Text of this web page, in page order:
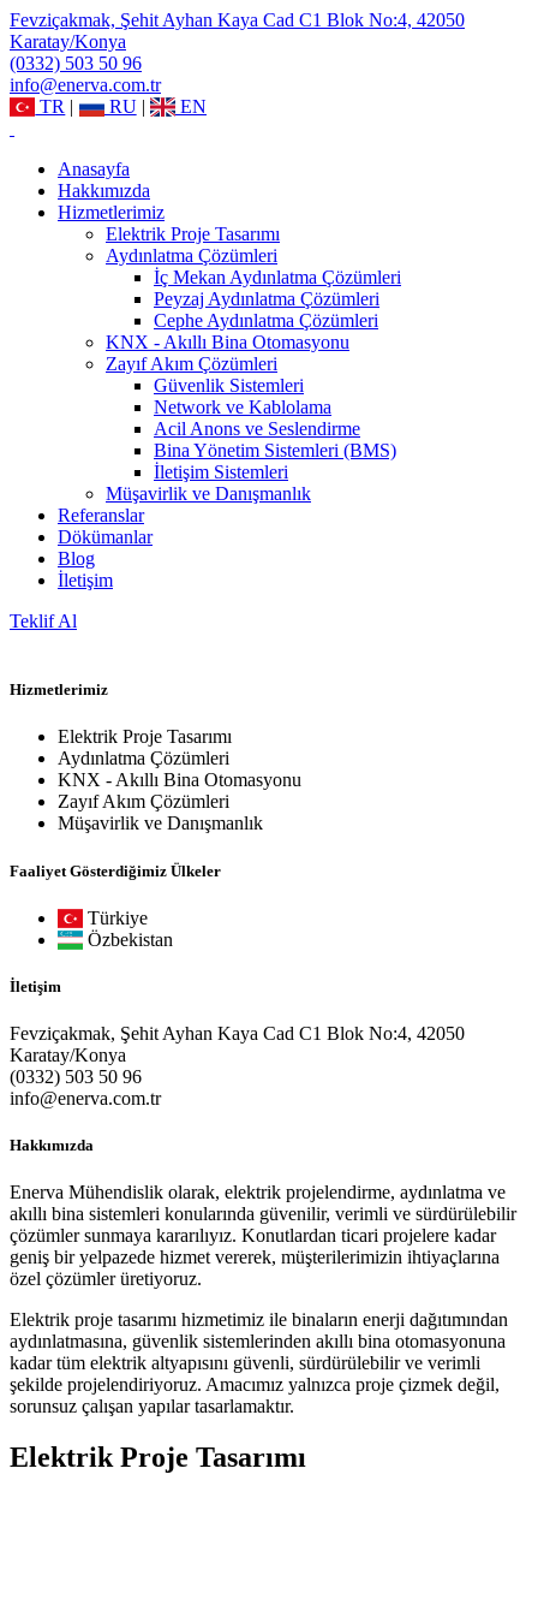
Fevziçakmak, Şehit Ayhan Kaya Cad C1 Blok No:4, 42050
Karatay/Konya
(0332) 503 50 96
info@enerva.com.tr
TR | RU | EN
Anasayfa
Hakkımızda
Hizmetlerimiz
Elektrik Proje Tasarımı
Aydınlatma Çözümleri
İç Mekan Aydınlatma Çözümleri
Peyzaj Aydınlatma Çözümleri
Cephe Aydınlatma Çözümleri
KNX - Akıllı Bina Otomasyonu
Zayıf Akım Çözümleri
Güvenlik Sistemleri
Network ve Kablolama
Acil Anons ve Seslendirme
Bina Yönetim Sistemleri (BMS)
İletişim Sistemleri
Müşavirlik ve Danışmanlık
Referanslar
Dökümanlar
Blog
İletişim
Teklif Al
Hizmetlerimiz
Elektrik Proje Tasarımı
Aydınlatma Çözümleri
KNX - Akıllı Bina Otomasyonu
Zayıf Akım Çözümleri
Müşavirlik ve Danışmanlık
Faaliyet Gösterdiğimiz Ülkeler
Türkiye
Özbekistan
İletişim
Fevziçakmak, Şehit Ayhan Kaya Cad C1 Blok No:4, 42050
Karatay/Konya
(0332) 503 50 96
info@enerva.com.tr
Hakkımızda
Enerva Mühendislik olarak, elektrik projelendirme, aydınlatma ve
akıllı bina sistemleri konularında güvenilir, verimli ve sürdürülebilir
çözümler sunmaya kararılıyız. Konutlardan ticari projelere kadar
geniş bir yelpazede hizmet vererek, müşterilerimizin ihtiyaçlarına
özel çözümler üretiyoruz.
Elektrik proje tasarımı hizmetimiz ile binaların enerji dağıtımından
aydınlatmasına, güvenlik sistemlerinden akıllı bina otomasyonuna
kadar tüm elektrik altyapısını güvenli, sürdürülebilir ve verimli
şekilde projelendiriyoruz. Amacımız yalnızca proje çizmek değil,
sorunsuz çalışan yapılar tasarlamaktır.
Elektrik Proje Tasarımı